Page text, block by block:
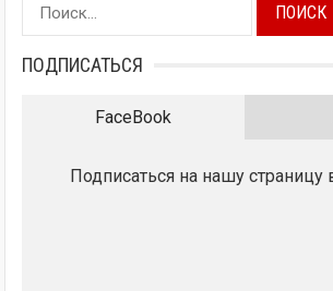
Найти:
ПОДПИСАТЬСЯ
FaceBook
Подписаться на нашу страницу